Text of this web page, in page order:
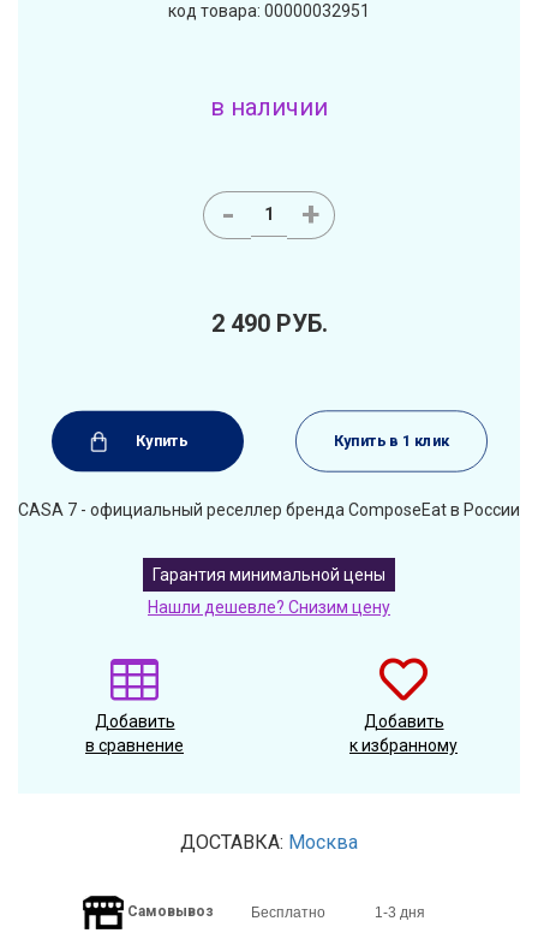
код товара: 00000032951
в наличии
- +
2 490 РУБ.
Купить Купить в 1 клик
CASA 7 - официальный реселлер бренда ComposeEat в России
Гарантия минимальной цены
Нашли дешевле? Снизим цену
Добавить
в сравнение
Добавить
к избранному
ДОСТАВКА: Москва
Самовывоз Бесплатно 1-3 дня